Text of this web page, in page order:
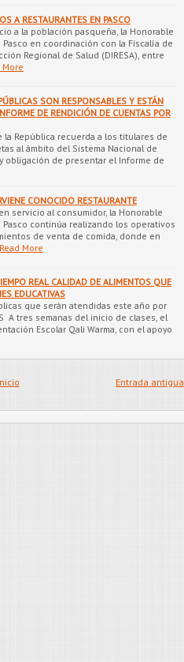
A RESTAURANTES EN PASCO
a la población pasqueña, la Honorable
en coordinación con la Fiscalía de
Regional de Salud (DIRESA), entre
More
SON RESPONSABLES Y ESTÁN
DE RENDICIÓN DE CUENTAS POR
la República recuerda a los titulares de
al ámbito del Sistema Nacional de
obligación de presentar el Informe de
CONOCIDO RESTAURANTE
servicio al consumidor, la Honorable
continúa realizando los operativos
de venta de comida, donde en
Read More
REAL CALIDAD DE ALIMENTOS QUE
EDUCATIVAS
que serán atendidas este año por
A tres semanas del inicio de clases, el
Escolar Qali Warma, con el apoyo
Entrada antigua